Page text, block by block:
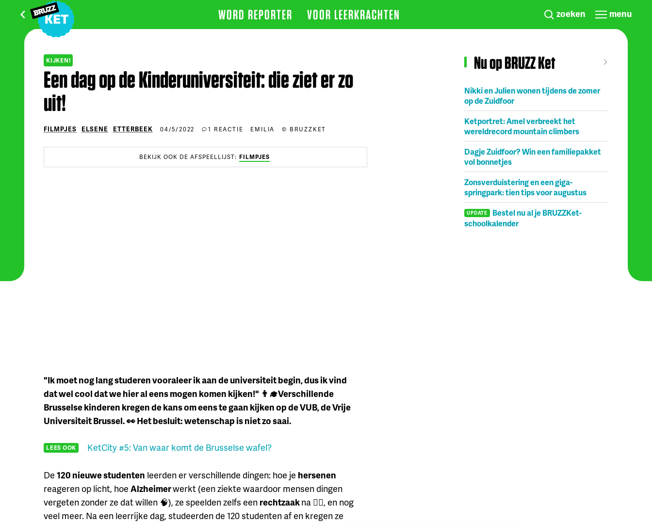
WORD REPORTER VOOR LEERKRACHTEN zoeken menu
KIJKEN!
Een dag op de Kinderuniversiteit: die ziet er zo
uit!
FILMPJES ELSENE ETTERBEEK 04/5/2022 1 REACTIE EMILIA © BRUZZKET
BEKIJK OOK DE AFSPEELLIJST: FILMPJES
"Ik moet nog lang studeren vooraleer ik aan de universiteit begin, dus ik vind
dat wel cool dat we hier al eens mogen komen kijken!" 👨‍🎓Verschillende
Brusselse kinderen kregen de kans om eens te gaan kijken op de VUB, de Vrije
Universiteit Brussel. 👀 Het besluit: wetenschap is niet zo saai.
LEES OOK KetCity #5: Van waar komt de Brusselse wafel?
De 120 nieuwe studenten leerden er verschillende dingen: hoe je hersenen
reageren op licht, hoe Alzheimerwerkt (een ziekte waardoor mensen dingen
vergeten zonder ze dat willen 🧠), ze speelden zelfs een rechtzaakna 👩‍⚖️, en nog
veel meer. Na een leerrijke dag, studeerden de 120 studenten af en kregen ze
Nu op BRUZZ Ket
Nikki en Julien wonen tijdens de zomer
op de Zuidfoor
Ketportret: Amel verbreekt het
wereldrecord mountain climbers
Dagje Zuidfoor? Win een familiepakket
vol bonnetjes
Zonsverduistering en een giga-
springpark: tien tips voor augustus
UPDATE
Bestel nu al je BRUZZKet-
schoolkalender